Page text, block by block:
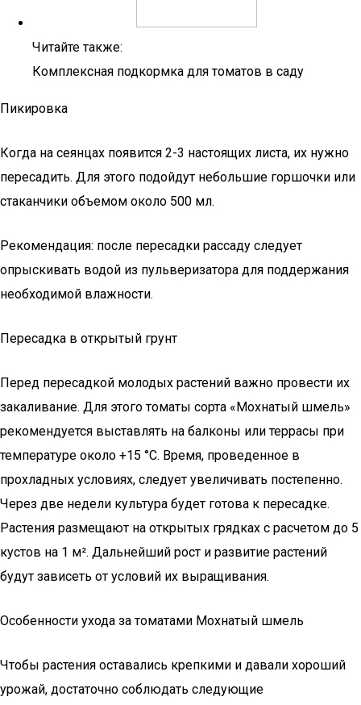
Читайте также:
Комплексная подкормка для томатов в саду
Пикировка
Когда на сеянцах появится 2-3 настоящих листа, их нужно
пересадить. Для этого подойдут небольшие горшочки или
стаканчики объемом около 500 мл.
Рекомендация: после пересадки рассаду следует
опрыскивать водой из пульверизатора для поддержания
необходимой влажности.
Пересадка в открытый грунт
Перед пересадкой молодых растений важно провести их
закаливание. Для этого томаты сорта «Мохнатый шмель»
рекомендуется выставлять на балконы или террасы при
температуре около +15 °С. Время, проведенное в
прохладных условиях, следует увеличивать постепенно.
Через две недели культура будет готова к пересадке.
Растения размещают на открытых грядках с расчетом до 5
кустов на 1 м². Дальнейший рост и развитие растений
будут зависеть от условий их выращивания.
Особенности ухода за томатами Мохнатый шмель
Чтобы растения оставались крепкими и давали хороший
урожай, достаточно соблюдать следующие